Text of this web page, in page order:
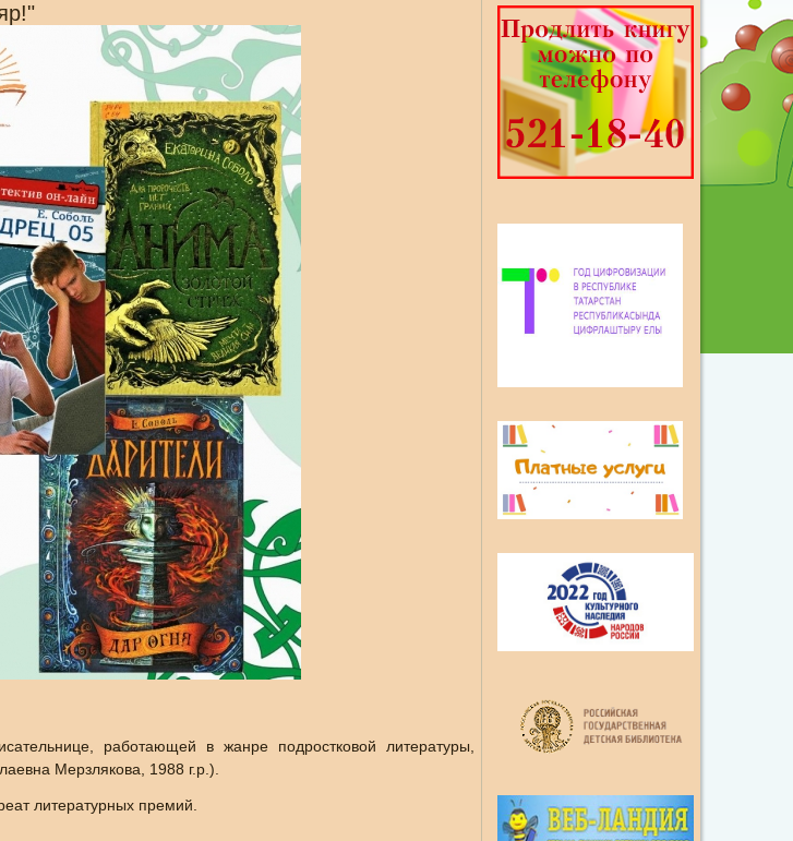
работающей в жанре подростковой литературы,
Мерзлякова, 1988 г.р.).
литературных премий.